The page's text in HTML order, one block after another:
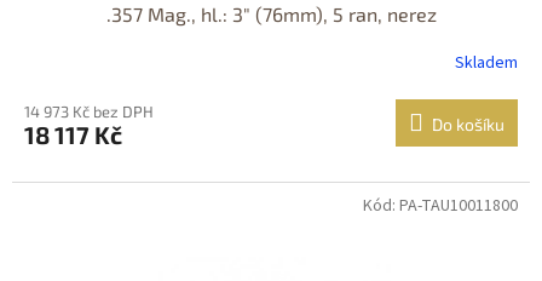
.357 Mag., hl.: 3" (76mm), 5 ran, nerez
Skladem
14 973 Kč bez DPH
18 117 Kč Do košíku
Kód: PA-TAU10011800